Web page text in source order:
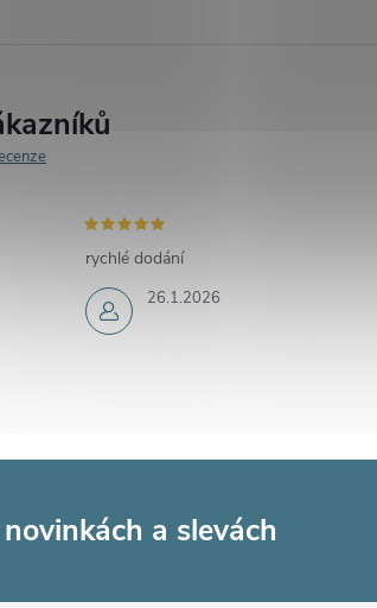
26.1.2026
rychlé dodání
a slevách